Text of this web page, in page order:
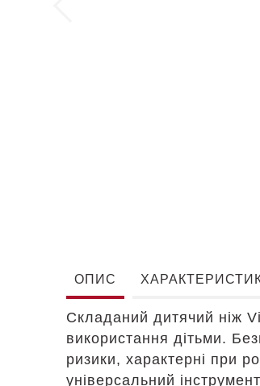
ОПИС
Складаний дитячий ніж
використання дітьми.
ризики, характерні при
універсальний